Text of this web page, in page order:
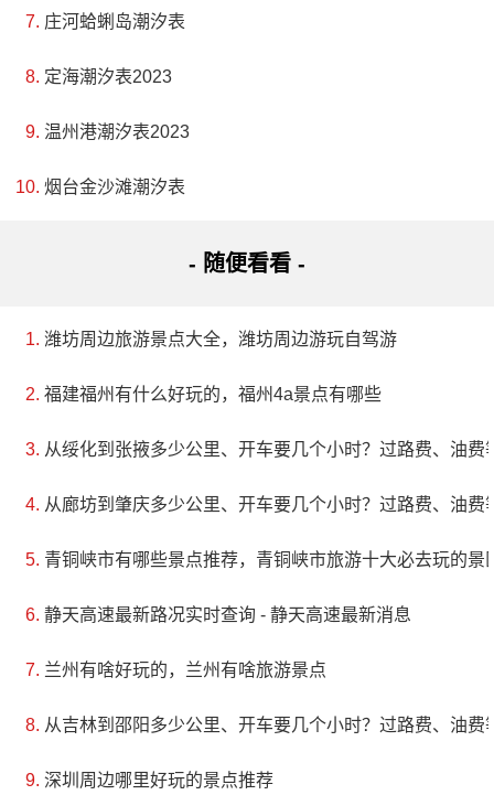
庄河蛤蜊岛潮汐表
定海潮汐表2023
温州港潮汐表2023
烟台金沙滩潮汐表
- 随便看看 -
潍坊周边旅游景点大全，潍坊周边游玩自驾游
福建福州有什么好玩的，福州4a景点有哪些
从绥化到张掖多少公里、开车要几个小时？过路费、油费
从廊坊到肇庆多少公里、开车要几个小时？过路费、油费
青铜峡市有哪些景点推荐，青铜峡市旅游十大必去玩的景
静天高速最新路况实时查询 - 静天高速最新消息
兰州有啥好玩的，兰州有啥旅游景点
从吉林到邵阳多少公里、开车要几个小时？过路费、油费
深圳周边哪里好玩的景点推荐